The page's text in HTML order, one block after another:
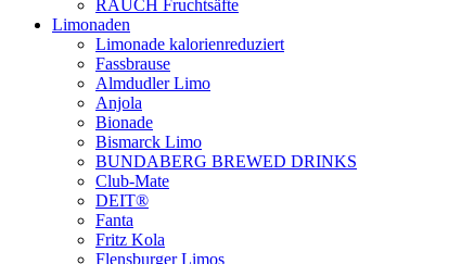
RAUCH Fruchtsäfte
Limonaden
Limonade kalorienreduziert
Fassbrause
Almdudler Limo
Anjola
Bionade
Bismarck Limo
BUNDABERG BREWED DRINKS
Club-Mate
DEIT®
Fanta
Fritz Kola
Flensburger Limos